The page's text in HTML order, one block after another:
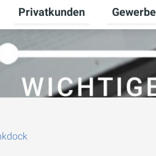
Untermenü für Unternehmen
Privatkunden